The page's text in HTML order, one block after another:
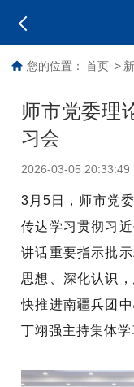
您的位置： 首页 >
师市党委理
习会
2026-03-05 20:33:49
3月5日，师市党
传达学习贯彻习
讲话重要指示批
思想、深化认识
快推进南疆兵团
丁翊强主持集体学